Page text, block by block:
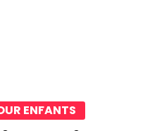
ENFANTS